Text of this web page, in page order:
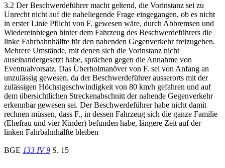
3.2 Der Beschwerdeführer macht geltend, die Vorinstanz sei zu
Unrecht nicht auf die naheliegende Frage eingegangen, ob es nicht
in erster Linie Pflicht von F. gewesen wäre, durch Abbremsen und
Wiedereinbiegen hinter dem Fahrzeug des Beschwerdeführers die
linke Fahrbahnhälfte für den nahenden Gegenverkehr freizugeben.
Mehrere Umstände, mit denen sich die Vorinstanz nicht
auseinandergesetzt habe, sprächen gegen die Annahme von
Eventualvorsatz. Das Überholmanöver von F. sei von Anfang an
unzulässig gewesen, da der Beschwerdeführer ausserorts mit der
zulässigen Höchstgeschwindigkeit von 80 km/h gefahren und auf
dem übersichtlichen Streckenabschnitt der nahende Gegenverkehr
erkennbar gewesen sei. Der Beschwerdeführer habe nicht damit
rechnen müssen, dass F., in dessen Fahrzeug sich die ganze Familie
(Ehefrau und vier Kinder) befunden habe, längere Zeit auf der
linken Fahrbahnhälfte bleiben
BGE 133 IV 9 S. 15